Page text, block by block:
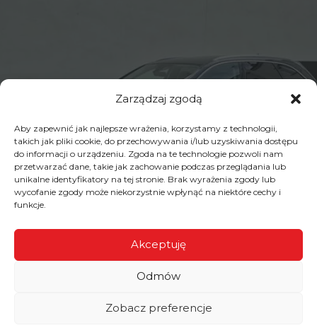
Zarządzaj zgodą
Aby zapewnić jak najlepsze wrażenia, korzystamy z technologii,
takich jak pliki cookie, do przechowywania i/lub uzyskiwania dostępu
do informacji o urządzeniu. Zgoda na te technologie pozwoli nam
przetwarzać dane, takie jak zachowanie podczas przeglądania lub
unikalne identyfikatory na tej stronie. Brak wyrażenia zgody lub
wycofanie zgody może niekorzystnie wpłynąć na niektóre cechy i
funkcje.
Akceptuję
Odmów
Zobacz preferencje
Audi A4 B9 2.0 TDI 150KM –
Chiptuning